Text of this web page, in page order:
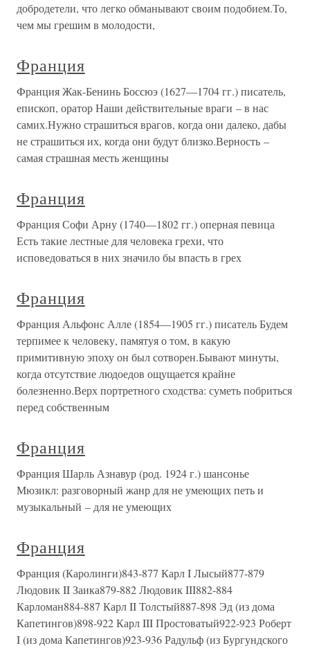
добродетели, что легко обманывают своим подобием.То,
чем мы грешим в молодости,
Франция
Франция Жак-Бенинь Боссюэ (1627—1704 гг.) писатель,
епископ, оратор Наши действительные враги – в нас
самих.Нужно страшиться врагов, когда они далеко, дабы
не страшиться их, когда они будут близко.Верность –
самая страшная месть женщины
Франция
Франция Софи Арну (1740—1802 гг.) оперная певица
Есть такие лестные для человека грехи, что
исповедоваться в них значило бы впасть в грех
Франция
Франция Альфонс Алле (1854—1905 гг.) писатель Будем
терпимее к человеку, памятуя о том, в какую
примитивную эпоху он был сотворен.Бывают минуты,
когда отсутствие людоедов ощущается крайне
болезненно.Верх портретного сходства: суметь побриться
перед собственным
Франция
Франция Шарль Азнавур (род. 1924 г.) шансонье
Мюзикл: разговорный жанр для не умеющих петь и
музыкальный – для не умеющих
Франция
Франция (Каролинги)843-877 Карл I Лысый877-879
Людовик II Заика879-882 Людовик III882-884
Карломан884-887 Карл II Толстый887-898 Эд (из дома
Капетингов)898-922 Карл III Простоватый922-923 Роберт
I (из дома Капетингов)923-936 Радульф (из Бургундского